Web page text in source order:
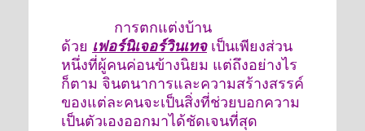
การตกแต่งบ้าน
ด้วย เฟอร์นิเจอร์วินเทจ เป็นเพียงส่วน
หนึ่งที่ผู้คนค่อนข้างนิยม แต่ถึงอย่างไร
ก็ตาม จินตนาการและความสร้างสรรค์
ของแต่ละคนจะเป็นสิ่งที่ช่วยบอกความ
เป็นตัวเองออกมาได้ชัดเจนที่สุด